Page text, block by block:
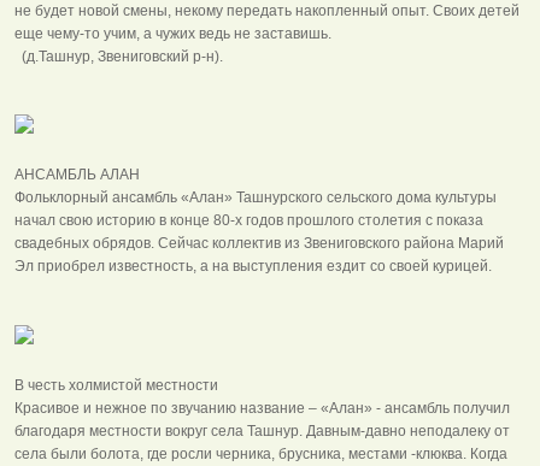
не будет новой смены, некому передать накопленный опыт. Своих детей
еще чему-то учим, а чужих ведь не заставишь.
(д.Ташнур, Звениговский р-н).
АНСАМБЛЬ АЛАН
Фольклорный ансамбль «Алан» Ташнурского сельского дома культуры
начал свою историю в конце 80-х годов прошлого столетия с показа
свадебных обрядов. Сейчас коллектив из Звениговского района Марий
Эл приобрел известность, а на выступления ездит со своей курицей.
В честь холмистой местности
Красивое и нежное по звучанию название – «Алан» - ансамбль получил
благодаря местности вокруг села Ташнур. Давным-давно неподалеку от
села были болота, где росли черника, брусника, местами -клюква. Когда